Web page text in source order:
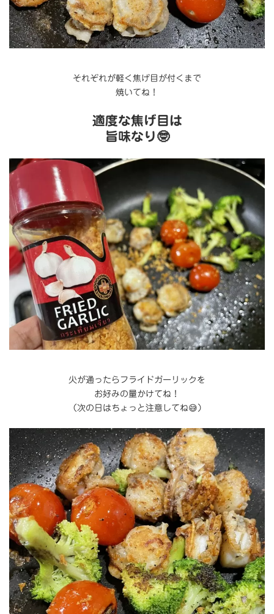
それぞれが軽く焦げ目が付くまで
焼いてね！
適度な焦げ目は
旨味なり🤓
火が通ったらフライドガーリックを
お好みの量かけてね！
（次の日はちょっと注意してね😅）